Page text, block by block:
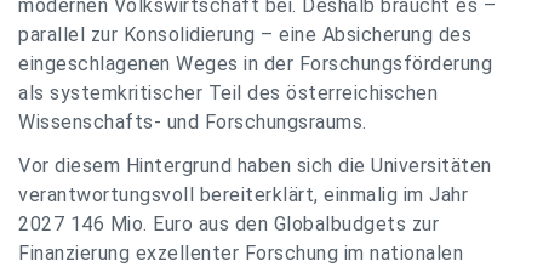
modernen Volkswirtschaft bei. Deshalb braucht es –
parallel zur Konsolidierung – eine Absicherung des
eingeschlagenen Weges in der Forschungsförderung
als systemkritischer Teil des österreichischen
Wissenschafts- und Forschungsraums.
Vor diesem Hintergrund haben sich die Universitäten
verantwortungsvoll bereiterklärt, einmalig im Jahr
2027 146 Mio. Euro aus den Globalbudgets zur
Finanzierung exzellenter Forschung im nationalen